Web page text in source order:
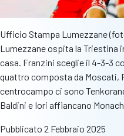
Ufficio Stampa Lumezzane
Lumezzane ospita la Triestina
casa. Franzini sceglie il 4-3-3
quattro composta da Moscati,
centrocampo ci sono
Baldini e Iori affiancano
Pubblicato 2 Febbraio 2025